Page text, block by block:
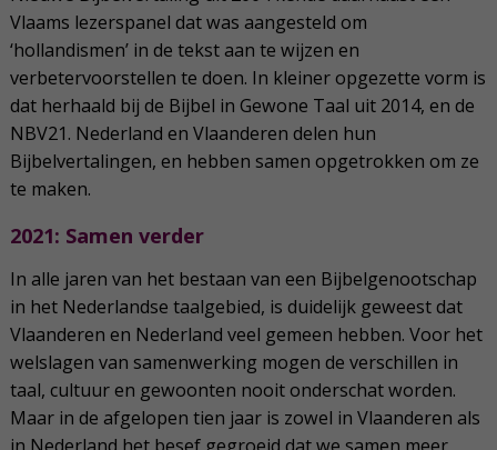
Vlaams lezerspanel dat was aangesteld om
‘hollandismen’ in de tekst aan te wijzen en
verbetervoorstellen te doen. In kleiner opgezette vorm is
dat herhaald bij de Bijbel in Gewone Taal uit 2014, en de
NBV21. Nederland en Vlaanderen delen hun
Bijbelvertalingen, en hebben samen opgetrokken om ze
te maken.
2021: Samen verder
In alle jaren van het bestaan van een Bijbelgenootschap
in het Nederlandse taalgebied, is duidelijk geweest dat
Vlaanderen en Nederland veel gemeen hebben. Voor het
welslagen van samenwerking mogen de verschillen in
taal, cultuur en gewoonten nooit onderschat worden.
Maar in de afgelopen tien jaar is zowel in Vlaanderen als